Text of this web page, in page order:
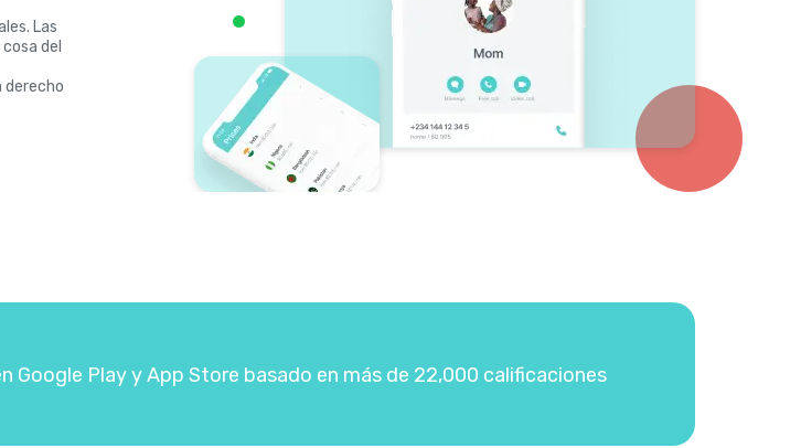
Las
del
derecho
Google Play y App Store basado en más de 22,000 calificaciones